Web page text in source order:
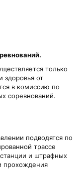
только
здоровья от
в комиссию по
соревнований.
подводятся по
трассе
и штрафных
прохождения